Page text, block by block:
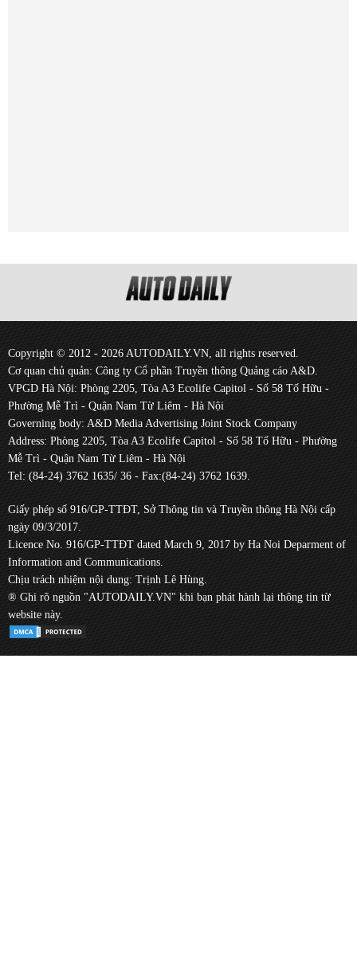
Copyright © 2012 - 2026 AUTODAILY.VN, all rights reserved.
Cơ quan chủ quản: Công ty Cổ phần Truyền thông Quảng cáo A&D.
VPGD Hà Nội: Phòng 2205, Tòa A3 Ecolife Capitol - Số 58 Tố Hữu -
Phường Mễ Trì - Quận Nam Từ Liêm - Hà Nội
Governing body: A&D Media Advertising Joint Stock Company
Address: Phòng 2205, Tòa A3 Ecolife Capitol - Số 58 Tố Hữu - Phường
Mễ Trì - Quận Nam Từ Liêm - Hà Nội
Tel: (84-24) 3762 1635/ 36 - Fax:(84-24) 3762 1639.
Giấy phép số 916/GP-TTĐT, Sở Thông tin và Truyền thông Hà Nội cấp
ngày 09/3/2017.
Licence No. 916/GP-TTĐT dated March 9, 2017 by Ha Noi Deparment of
Information and Communications.
Chịu trách nhiệm nội dung: Trịnh Lê Hùng.
® Ghi rõ nguồn "AUTODAILY.VN" khi bạn phát hành lại thông tin từ
website này.